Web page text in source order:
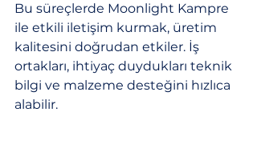
Bu süreçlerde Moonlight Kampre
ile etkili iletişim kurmak, üretim
kalitesini doğrudan etkiler. İş
ortakları, ihtiyaç duydukları teknik
bilgi ve malzeme desteğini hızlıca
alabilir.